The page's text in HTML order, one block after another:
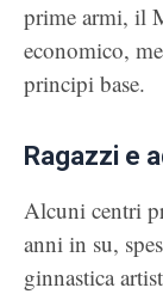
prime armi, il
economico,
principi base.
Ragazzi e
Alcuni centri
anni in su,
ginnastica